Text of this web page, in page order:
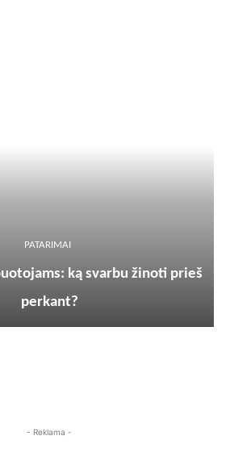
PATARIMAI
ką svarbu žinoti prieš
perkant?
- Reklama -